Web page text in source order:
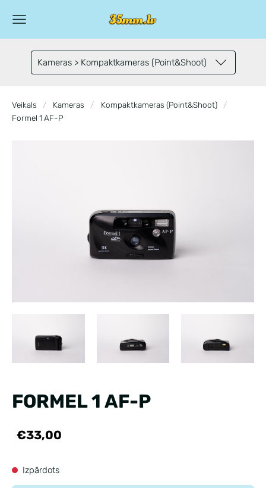
Kameras > Kompaktkameras (Point&Shoot)
Veikals Kameras
Kompaktkameras (Point&Shoot)
Formel 1 AF-P
FORMEL 1 AF-P
€33,00
Izpārdots